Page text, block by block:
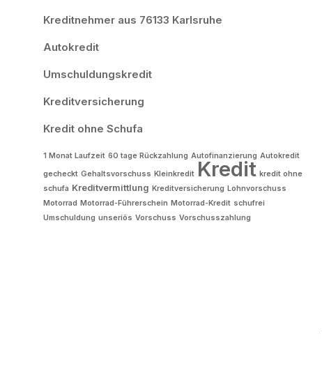
Kreditnehmer aus 76133 Karlsruhe
Autokredit
Umschuldungskredit
Kreditversicherung
Kredit ohne Schufa
1 Monat Laufzeit 60 tage Rückzahlung Autofinanzierung Autokredit
gecheckt Gehaltsvorschuss Kleinkredit Kredit kredit ohne
schufa Kreditvermittlung Kreditversicherung Lohnvorschuss
Motorrad Motorrad-Führerschein Motorrad-Kredit schufrei
Umschuldung unseriös Vorschuss Vorschusszahlung